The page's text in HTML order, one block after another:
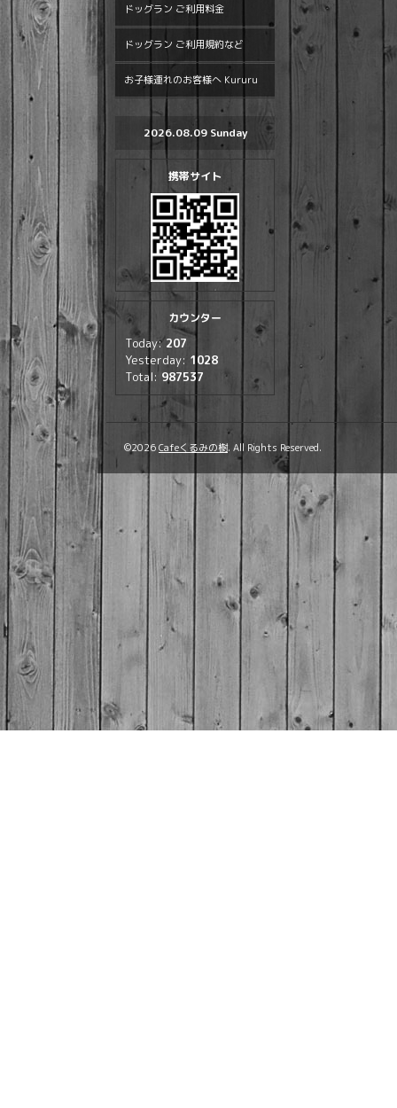
ドッグラン ご利用料金
ドッグラン ご利用規約など
お子様連れのお客様へ Kururu
2026.08.09 Sunday
携帯サイト
カウンター
Today:207
Yesterday: 1028
Total: 987537
©2026Cafeくるみの樹. All Rights Reserved.